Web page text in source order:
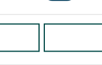
examen som
för att kunna